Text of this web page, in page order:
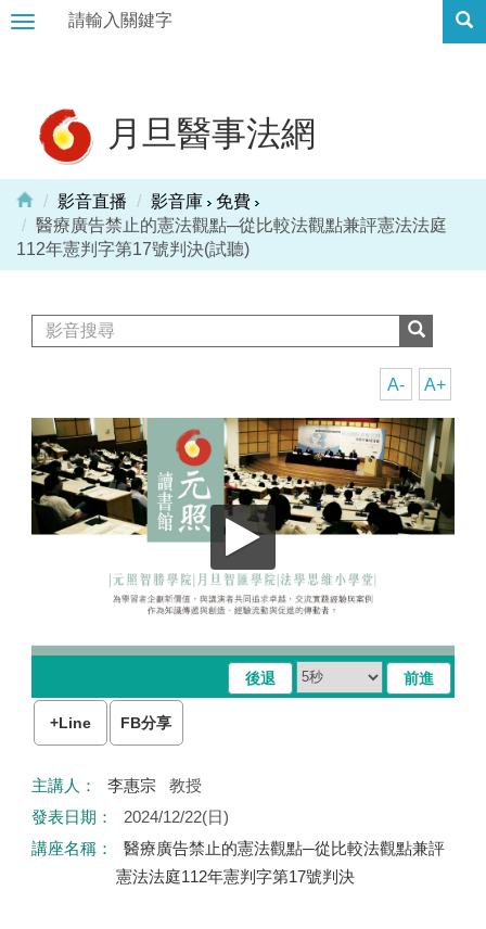
Toggle
月旦醫事法網
Home
影音直播 影音庫
免費
醫療廣告禁止的憲法觀點─從比較法觀點兼評憲法法庭
112年憲判字第17號判決(試聽)
A+
A-
+Line FB分享
主講人： 李惠宗教授
發表日期：
2024/12/22(日)
講座名稱：
醫療廣告禁止的憲法觀點─從比較法觀點兼評
憲法法庭112年憲判字第17號判決